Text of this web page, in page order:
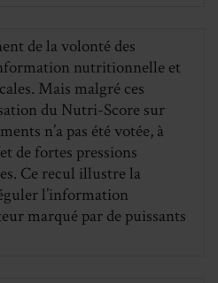
de la volonté des
nutritionnelle et
Mais malgré ces
du Nutri-Score sur
n’a pas été votée, à
de fortes pressions
Ce recul illustre la
l’information
marqué par de puissants